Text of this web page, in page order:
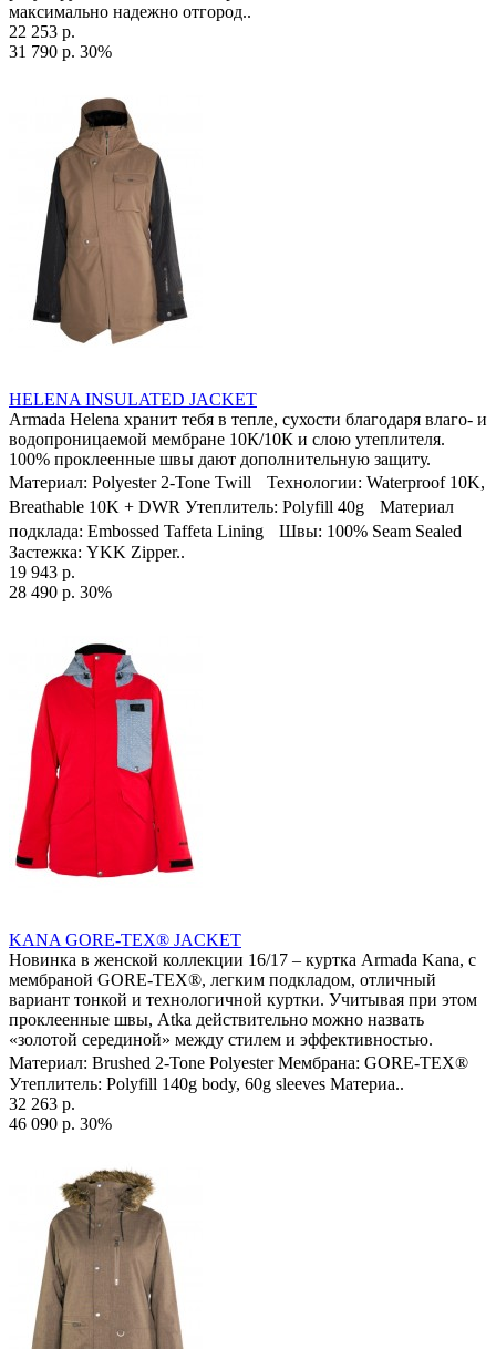
максимально надежно отгород..
22 253 р.
31 790 р. 30%
HELENA INSULATED JACKET
Armada Helena хранит тебя в тепле, сухости благодаря влаго- и
водопроницаемой мембране 10К/10К и слою утеплителя.
100% проклеенные швы дают дополнительную защиту.
Материал: Polyester 2-Tone Twill Технологии: Waterproof 10K,
Breathable 10K + DWR Утеплитель: Polyfill 40g Материал
подклада: Embossed Taffeta Lining Швы: 100% Seam Sealed
Застежка: YKK Zipper..
19 943 р.
28 490 р. 30%
KANA GORE-TEX® JACKET
Новинка в женской коллекции 16/17 – куртка Armada Kana, с
мембраной GORE-TEX®, легким подкладом, отличный
вариант тонкой и технологичной куртки. Учитывая при этом
проклеенные швы, Atka действительно можно назвать
«золотой серединой» между стилем и эффективностью.
Материал: Brushed 2-Tone Polyester Мембрана: GORE-TEX®
Утеплитель: Polyfill 140g body, 60g sleeves Материа..
32 263 р.
46 090 р. 30%